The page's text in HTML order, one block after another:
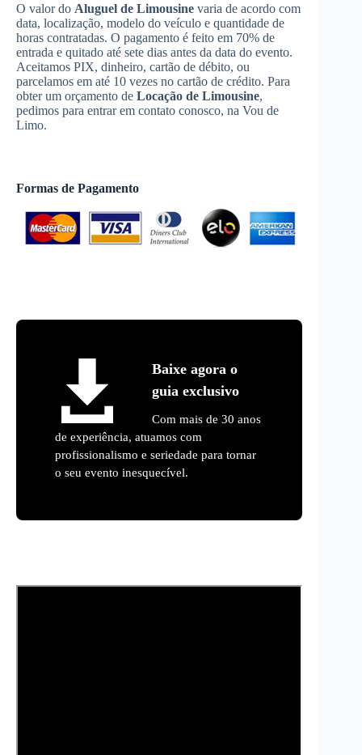
O valor do Aluguel de Limousine varia de acordo com
data, localização, modelo do veículo e quantidade de
horas contratadas. O pagamento é feito em 70% de
entrada e quitado até sete dias antes da data do evento.
Aceitamos PIX, dinheiro, cartão de débito, ou
parcelamos em até 10 vezes no cartão de crédito. Para
obter um orçamento de Locação de Limousine,
pedimos para entrar em contato conosco, na Vou de
Limo.
Formas de Pagamento
Baixe agora o
guia exclusivo
Com mais de 30 anos
de experiência, atuamos com
profissionalismo e seriedade para tornar
o seu evento inesquecível.